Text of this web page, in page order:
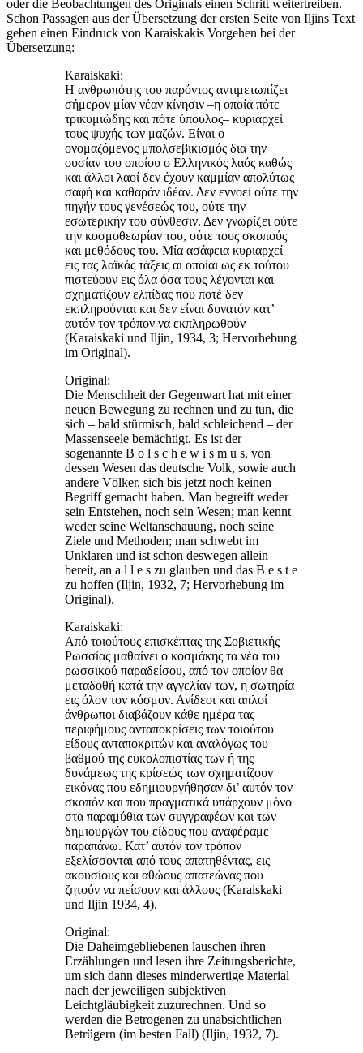
oder die Beobachtungen des Originals einen Schritt weitertreiben.
Schon Passagen aus der Übersetzung der ersten Seite von Iljins Text
geben einen Eindruck von Karaiskakis Vorgehen bei der
Übersetzung:
Karaiskaki:
Η ανθρωπότης του παρόντος αντιμετωπίζει
σήμερον μίαν νέαν κίνησιν –η οποία πότε
τρικυμιώδης και πότε ύπουλος– κυριαρχεί
τους ψυχής των μαζών. Είναι ο
ονομαζόμενος μπολσεβικισμός δια την
ουσίαν του οποίου ο Ελληνικός λαός καθώς
και άλλοι λαοί δεν έχουν καμμίαν απολύτως
σαφή και καθαράν ιδέαν. Δεν εννοεί ούτε την
πηγήν τους γενέσεώς του, ούτε την
εσωτερικήν του σύνθεσιν. Δεν γνωρίζει ούτε
την κοσμοθεωρίαν του, ούτε τους σκοπούς
και μεθόδους του. Μία ασάφεια κυριαρχεί
εις τας λαϊκάς τάξεις αι οποίαι ως εκ τούτου
πιστεύουν εις όλα όσα τους λέγονται και
σχηματίζουν ελπίδας που ποτέ δεν
εκπληρούνται και δεν είναι δυνατόν κατ’
αυτόν τον τρόπον να εκπληρωθούν
(Karaiskaki und Iljin, 1934, 3; Hervorhebung
im Original).
Original:
Die Menschheit der Gegenwart hat mit einer
neuen Bewegung zu rechnen und zu tun, die
sich – bald stürmisch, bald schleichend – der
Massenseele bemächtigt. Es ist der
sogenannte B o l s c h e w i s m u s, von
dessen Wesen das deutsche Volk, sowie auch
andere Völker, sich bis jetzt noch keinen
Begriff gemacht haben. Man begreift weder
sein Entstehen, noch sein Wesen; man kennt
weder seine Weltanschauung, noch seine
Ziele und Methoden; man schwebt im
Unklaren und ist schon deswegen allein
bereit, an a l l e s zu glauben und das B e s t e
zu hoffen (Iljin, 1932, 7; Hervorhebung im
Original).
Karaiskaki:
Από τοιούτους επισκέπτας της Σοβιετικής
Ρωσσίας μαθαίνει ο κοσμάκης τα νέα του
ρωσσικού παραδείσου, από τον οποίον θα
μεταδοθή κατά την αγγελίαν των, η σωτηρία
εις όλον τον κόσμον. Ανίδεοι και απλοί
άνθρωποι διαβάζουν κάθε ημέρα τας
περιφήμους ανταποκρίσεις των τοιούτου
είδους ανταποκριτών και αναλόγως του
βαθμού της ευκολοπιστίας των ή της
δυνάμεως της κρίσεώς των σχηματίζουν
εικόνας που εδημιουργήθησαν δι’ αυτόν τον
σκοπόν και που πραγματικά υπάρχουν μόνο
στα παραμύθια των συγγραφέων και των
δημιουργών του είδους που αναφέραμε
παραπάνω. Κατ’ αυτόν τον τρόπον
εξελίσσονται από τους απατηθέντας, εις
ακουσίους και αθώους απατεώνας που
ζητούν να πείσουν και άλλους (Karaiskaki
und Iljin 1934, 4).
Original:
Die Daheimgebliebenen lauschen ihren
Erzählungen und lesen ihre Zeitungsberichte,
um sich dann dieses minderwertige Material
nach der jeweiligen subjektiven
Leichtgläubigkeit zuzurechnen. Und so
werden die Betrogenen zu unabsichtlichen
Betrügern (im besten Fall) (Iljin, 1932, 7).